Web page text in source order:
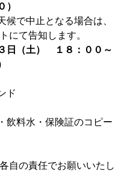
）
で中止となる場合は、
にて告知します。
日（土） １８：００～
ド
飲料水・保険証のコピー
自の責任でお願いいたし